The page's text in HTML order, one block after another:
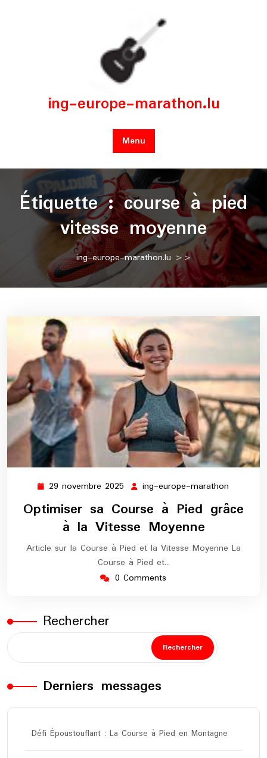
ing-europe-marathon.lu
Menu
Étiquette :course à pied
vitesse moyenne
ing-europe-marathon.lu >>
29 novembre 2025 29
novembre
2025
ing-europe-marathon
marathon
Optimiser sa Course à Pied grâce
à la Vitesse Moyenne
Article sur la Course à Pied et la Vitesse Moyenne La
Course à Pied et…
0 Comments
Rechercher
Rechercher
Derniers messages
Défi Époustouflant : La Course à Pied en Montagne